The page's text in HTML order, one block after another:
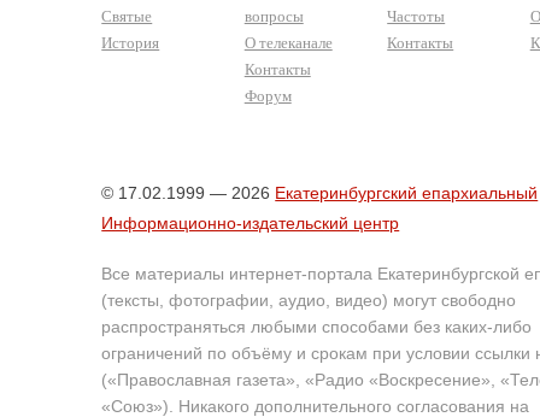
Святые
История
вопросы
О телеканале
Контакты
Форум
Частоты
Контакты
© 17.02.1999 — 2026 Екатеринбургский епархиальный
Информационно-издательский центр
Все материалы интернет-портала Екатеринбургской
(тексты, фотографии, аудио, видео) могут свободно
распространяться любыми способами без каких-либо
ограничений по объёму и срокам при условии ссылки
(«Православная газета», «Радио «Воскресение»,
«Союз»). Никакого дополнительного согласования на